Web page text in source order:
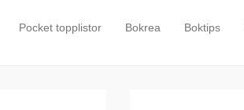
Primary Menu
Skip to content
Pocket topplistor Bokrea Boktips